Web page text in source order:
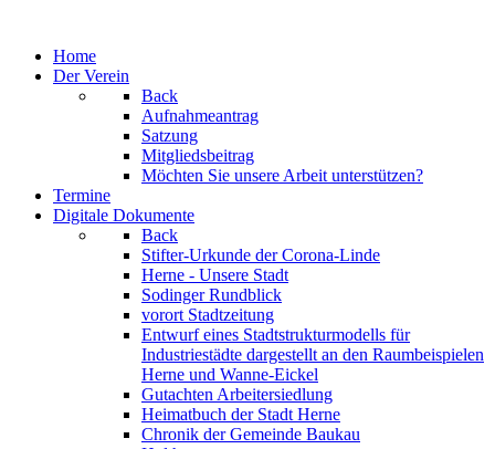
Home
Der Verein
Back
Aufnahmeantrag
Satzung
Mitgliedsbeitrag
Möchten Sie unsere Arbeit unterstützen?
Termine
Digitale Dokumente
Back
Stifter-Urkunde der Corona-Linde
Herne - Unsere Stadt
Sodinger Rundblick
vorort Stadtzeitung
Entwurf eines Stadtstrukturmodells für
Industriestädte dargestellt an den Raumbeispielen
Herne und Wanne-Eickel
Gutachten Arbeitersiedlung
Heimatbuch der Stadt Herne
Chronik der Gemeinde Baukau